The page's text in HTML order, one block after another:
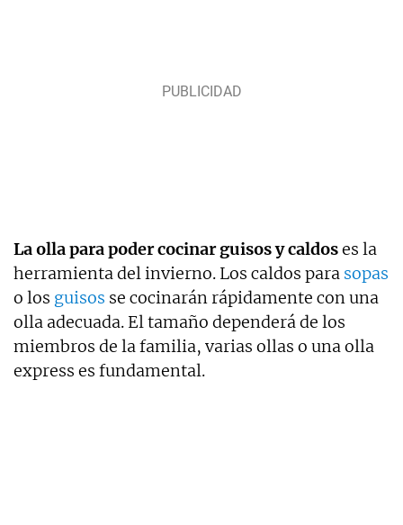
La olla para poder cocinar guisos y caldoses la
herramienta del invierno. Los caldos para sopas
o los guisos se cocinarán rápidamente con una
olla adecuada. El tamaño dependerá de los
miembros de la familia, varias ollas o una olla
express es fundamental.